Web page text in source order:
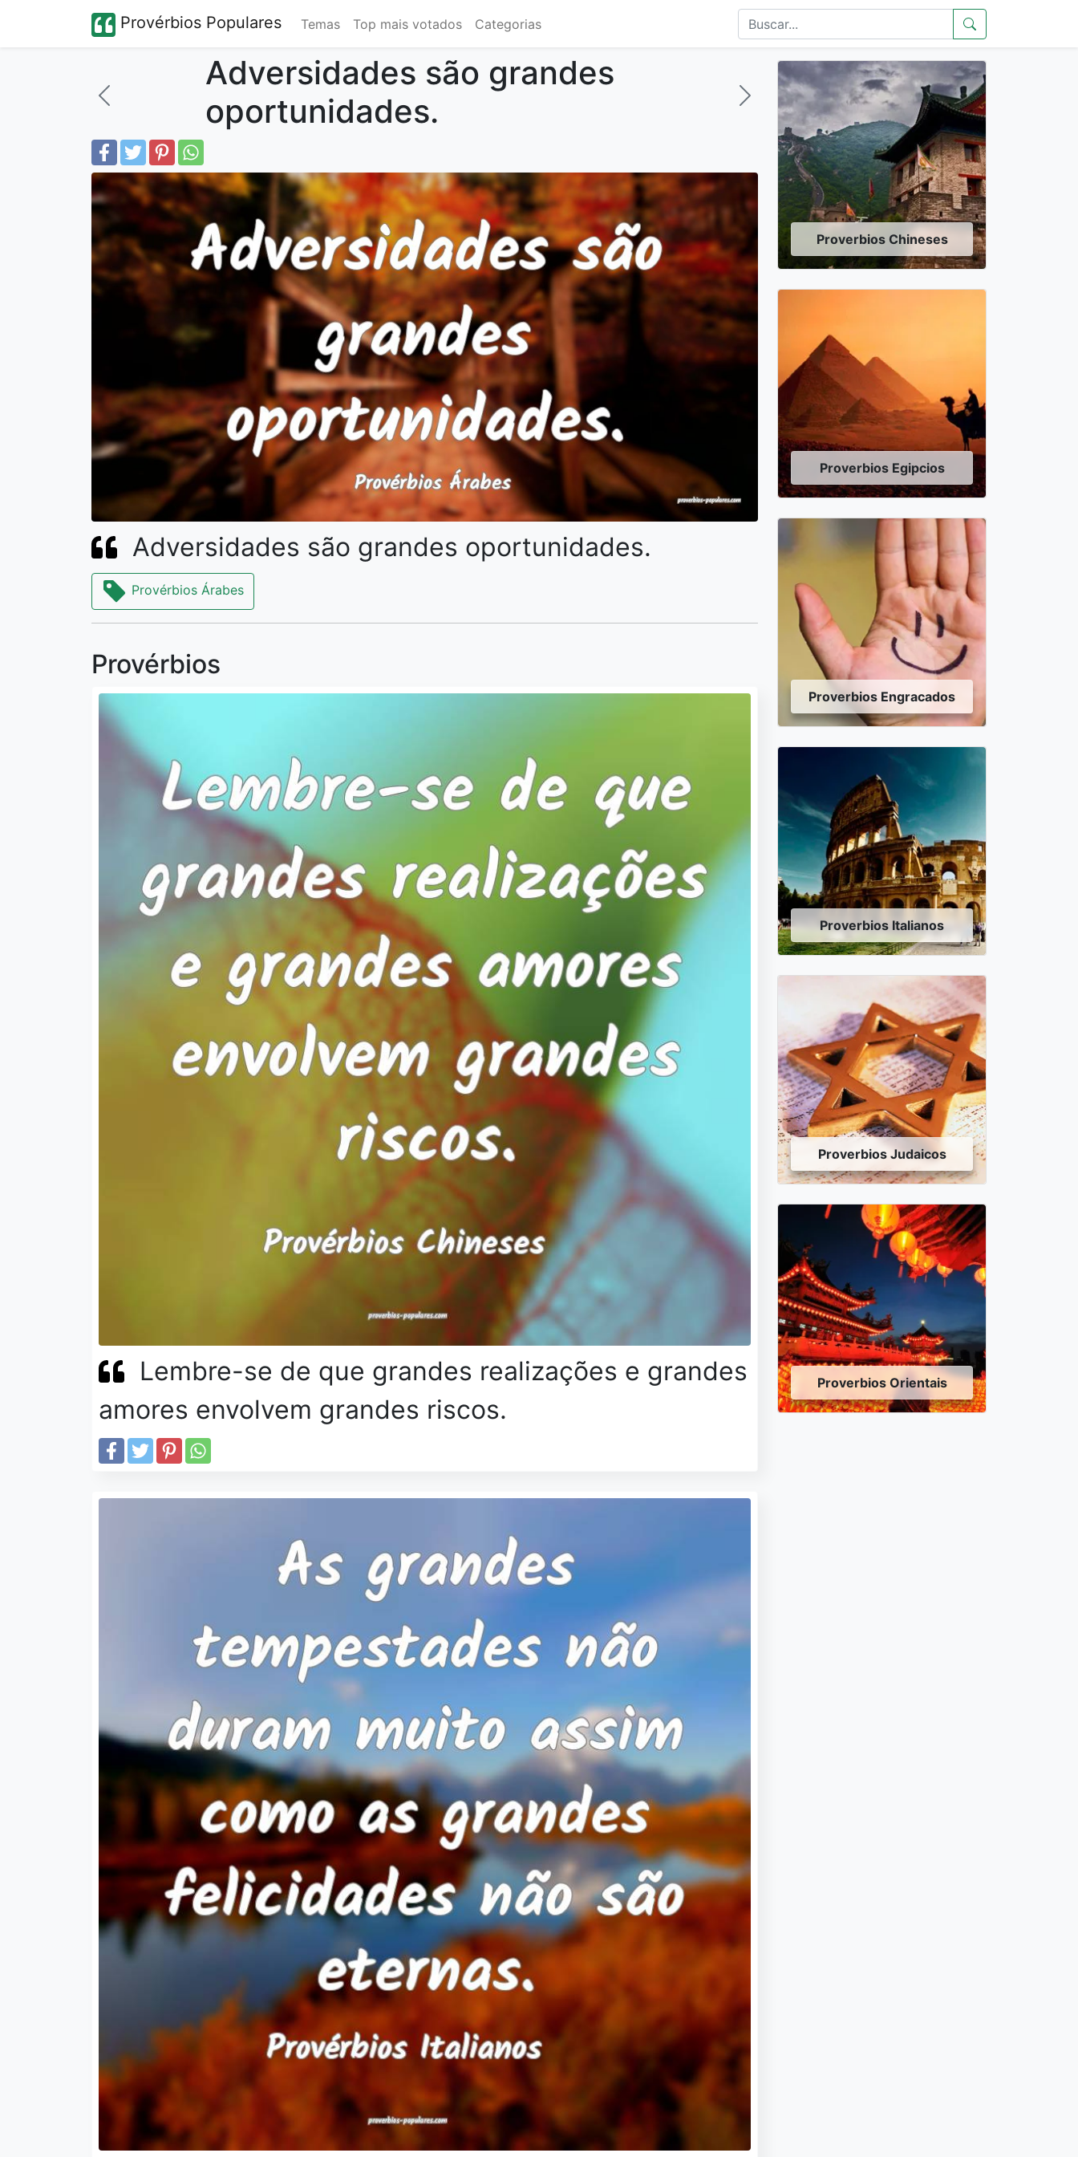
Provérbios Populares Temas Top mais votados Categorias
Adversidades são grandes
oportunidades.
Adversidades são grandes oportunidades.
Provérbios Árabes
Provérbios
Lembre-se de que grandes realizações e grandes
amores envolvem grandes riscos.
Proverbios Chineses
Proverbios Egipcios
Proverbios Engracados
Proverbios Italianos
Proverbios Judaicos
Proverbios Orientais